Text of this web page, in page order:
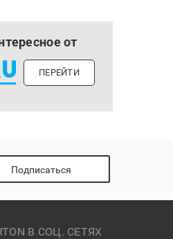
от
ПЕРЕЙТИ
Подписаться
В СОЦ. СЕТЯХ